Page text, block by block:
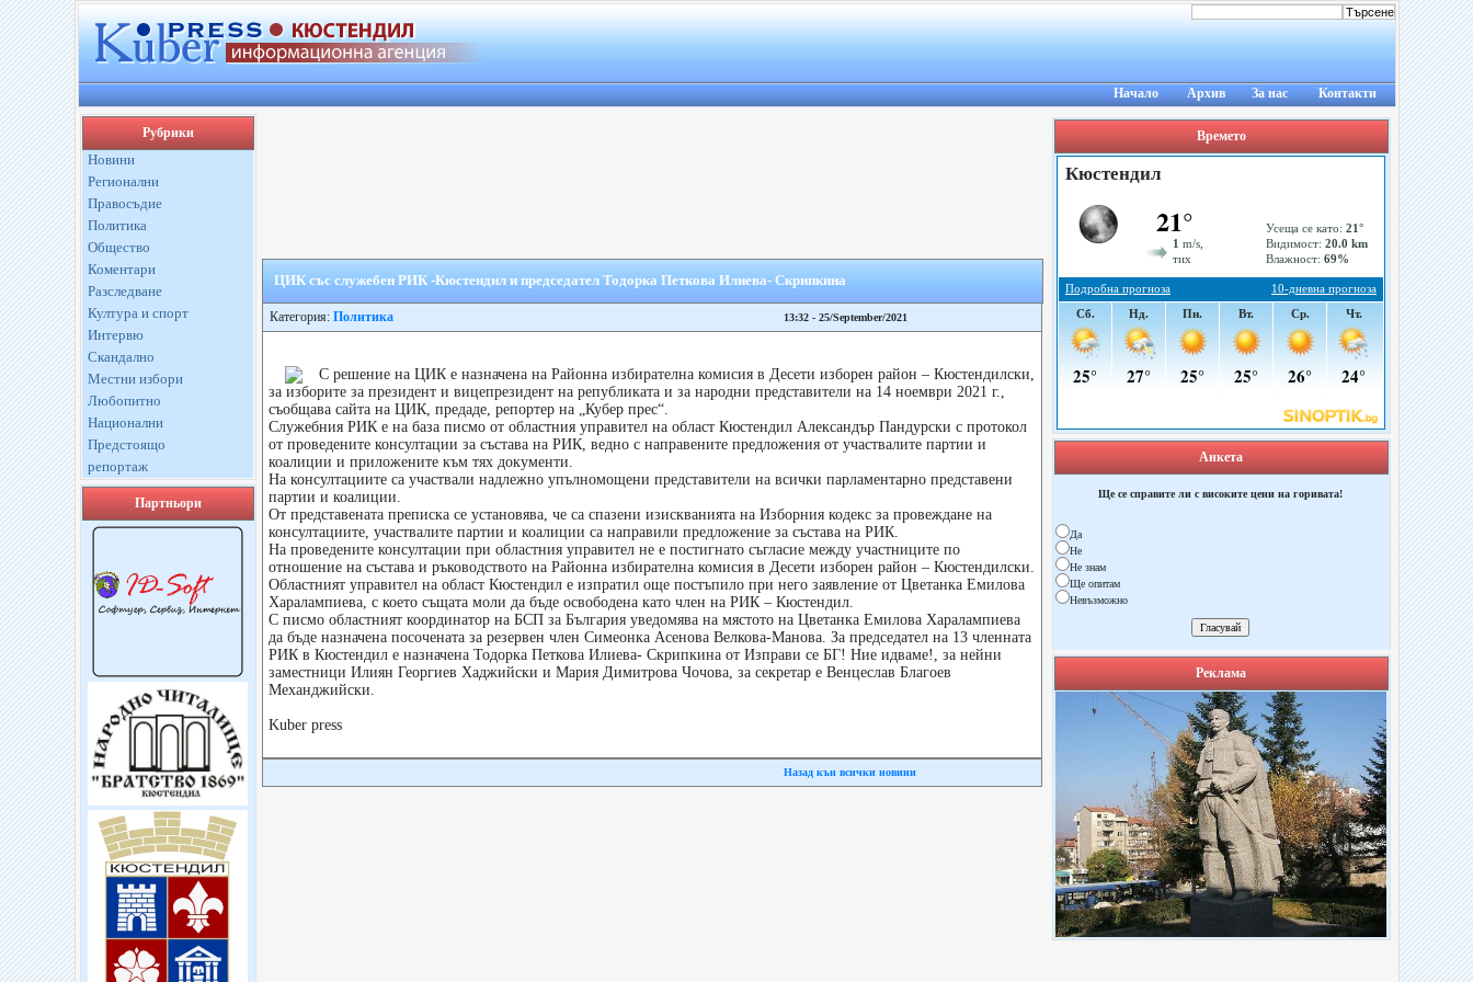
Начало Архив За нас Контакти
Рубрики
Новини
Регионални
Правосъдие
Политика
Общество
Коментари
Разследване
Култура и спорт
Интервю
Скандално
Местни избори
Любопитно
Национални
Предстоящо
репортаж
Партньори
ЦИК със служебен РИК -Кюстендил и председател Тодорка Петкова Илиева- Скрипкина
Категория: Политика 13:32 - 25/September/2021
С решение на ЦИК е назначена на Районна избирателна комисия в Десети изборен район – Кюстендилски,
за изборите за президент и вицепрезидент на републиката и за народни представители на 14 ноември 2021 г.,
съобщава сайта на ЦИК, предаде, репортер на „Кубер прес“.
Служебния РИК е на база писмо от областния управител на област Кюстендил Александър Пандурски с протокол
от проведените консултации за състава на РИК, ведно с направените предложения от участвалите партии и
коалиции и приложените към тях документи.
На консултациите са участвали надлежно упълномощени представители на всички парламентарно представени
партии и коалиции.
От представената преписка се установява, че са спазени изискванията на Изборния кодекс за провеждане на
консултациите, участвалите партии и коалиции са направили предложение за състава на РИК.
На проведените консултации при областния управител не е постигнато съгласие между участниците по
отношение на състава и ръководството на Районна избирателна комисия в Десети изборен район – Кюстендилски.
Областният управител на област Кюстендил е изпратил още постъпило при него заявление от Цветанка Емилова
Харалампиева, с което същата моли да бъде освободена като член на РИК – Кюстендил.
С писмо областният координатор на БСП за България уведомява на мястото на Цветанка Емилова Харалампиева
да бъде назначена посочената за резервен член Симеонка Асенова Велкова-Манова. За председател на 13 членната
РИК в Кюстендил е назначена Тодорка Петкова Илиева- Скрипкина от Изправи се БГ! Ние идваме!, за нейни
заместници Илиян Георгиев Хаджийски и Мария Димитрова Чочова, за секретар е Венцеслав Благоев
Механджийски.
Kuber press
Назад кън всички новини
Времето
Анкета
Ще се справите ли с високите цени на горивата!
Да
Не
Не знам
Ще опитам
Невъзможно
Реклама